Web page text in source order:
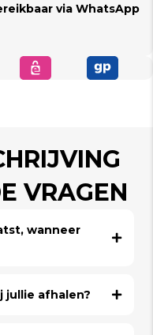
via WhatsApp
VRAGEN
wanneer
jullie afhalen?